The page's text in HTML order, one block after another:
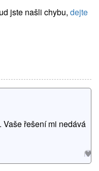
jste našli chybu, dejte
řešení mi nedává